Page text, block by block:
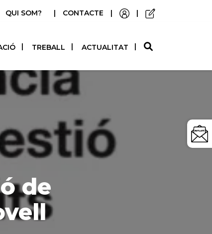
QUI SOM? | CONTACTE | |
TREBALL ACTUALITAT
de